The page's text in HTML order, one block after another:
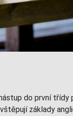
do první třídy
základy